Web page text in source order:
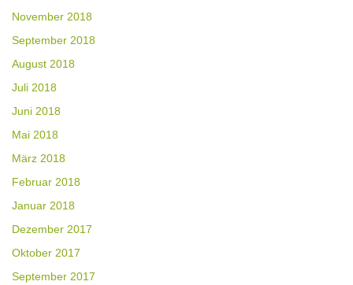
November 2018
September 2018
August 2018
Juli 2018
Juni 2018
Mai 2018
März 2018
Februar 2018
Januar 2018
Dezember 2017
Oktober 2017
September 2017